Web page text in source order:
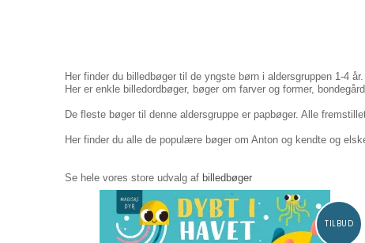
Her finder du billedbøger til de yngste børn i aldersgruppen 1-4
Her er enkle billedordbøger, bøger om farver og former,
De fleste bøger til denne aldersgruppe er papbøger. Alle
Her finder du alle de populære bøger om Anton og kendte og
Se hele vores store udvalg af billedbøger
TILBUD